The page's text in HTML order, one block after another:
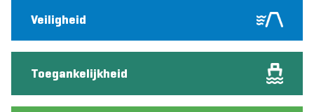
Veiligheid
Toegankelijkheid